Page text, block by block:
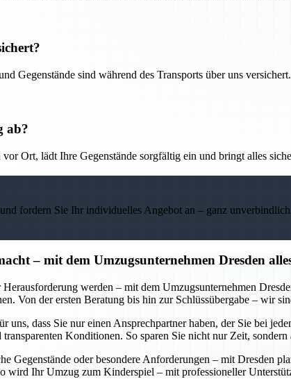
Gegenstände sind während des Transports über uns versichert.
ab?
Ort, lädt Ihre Gegenstände sorgfältig ein und bringt alles
fordern Sie Ihr individuelles Angebot an – ganz
– mit dem Umzugsunternehmen Dresden
werden – mit dem Umzugsunternehmen
Von der ersten Beratung bis hin zur Schlüssübergabe – wir
uns, dass Sie nur einen Ansprechpartner haben, der Sie bei
Konditionen. So sparen Sie nicht nur Zeit, sondern
Gegenstände oder besondere Anforderungen – mit Dresden
wird Ihr Umzug zum Kinderspiel – mit professioneller